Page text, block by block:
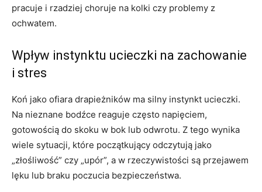
pracuje i rzadziej choruje na kolki czy problemy z
ochwatem.
Wpływ instynktu ucieczki na zachowanie
i stres
Koń jako ofiara drapieżników ma silny instynkt ucieczki.
Na nieznane bodźce reaguje często napięciem,
gotowością do skoku w bok lub odwrotu. Z tego wynika
wiele sytuacji, które początkujący odczytują jako
„złośliwość” czy „upór”, a w rzeczywistości są przejawem
lęku lub braku poczucia bezpieczeństwa.